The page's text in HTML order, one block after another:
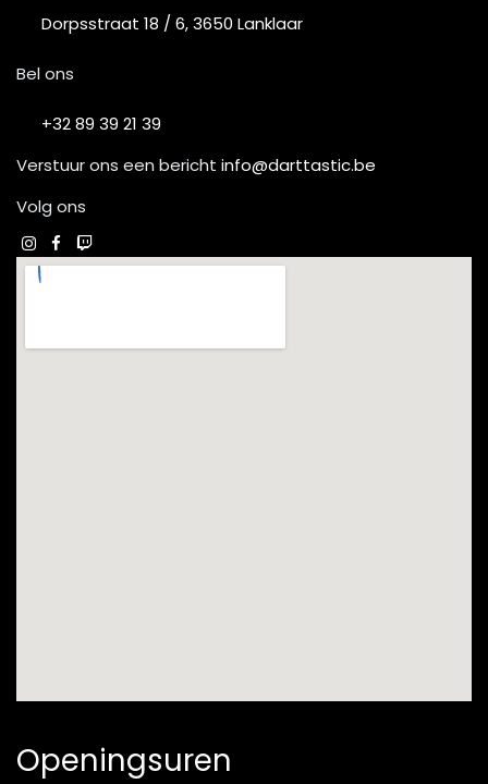
Dorpsstraat 18 / 6, 3650 Lanklaar
Bel ons
+32 89 39 21 39
Verstuur ons een bericht info@darttastic.be
Volg ons
Openingsuren